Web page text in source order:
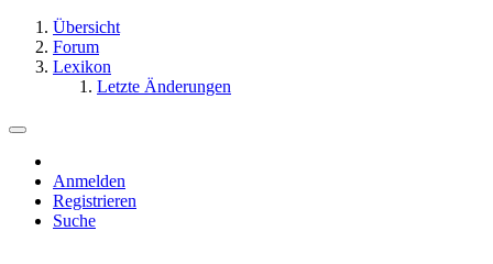
Übersicht
Forum
Lexikon
Letzte Änderungen
Anmelden
Registrieren
Suche